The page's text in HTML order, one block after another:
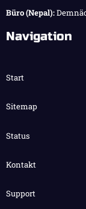
Büro (Nepal):
Navigation
Start
Sitemap
Status
Kontakt
Support